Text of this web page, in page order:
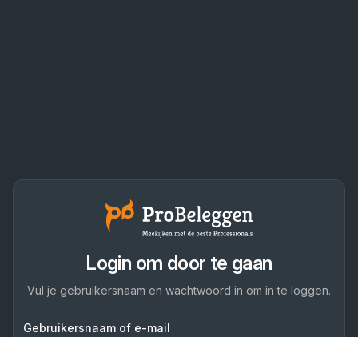
Login om door te gaan
Vul je gebruikersnaam en wachtwoord in om in te loggen.
Gebruikersnaam of e-mail